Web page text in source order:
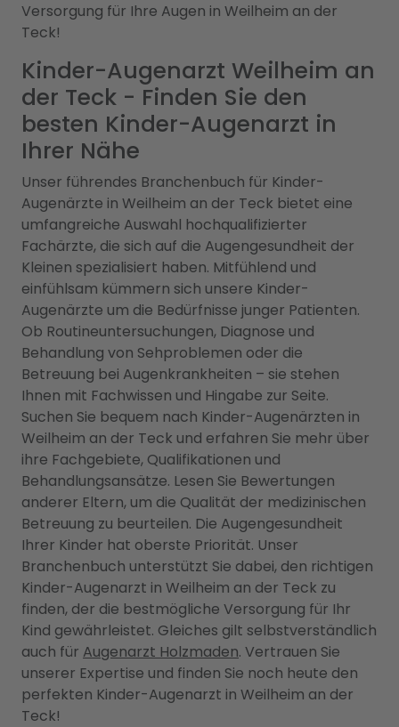
Versorgung für Ihre Augen in Weilheim an der
Teck!
Kinder-Augenarzt Weilheim an
der Teck - Finden Sie den
besten Kinder-Augenarzt in
Ihrer Nähe
Unser führendes Branchenbuch für Kinder-
Augenärzte in Weilheim an der Teck bietet eine
umfangreiche Auswahl hochqualifizierter
Fachärzte, die sich auf die Augengesundheit der
Kleinen spezialisiert haben. Mitfühlend und
einfühlsam kümmern sich unsere Kinder-
Augenärzte um die Bedürfnisse junger Patienten.
Ob Routineuntersuchungen, Diagnose und
Behandlung von Sehproblemen oder die
Betreuung bei Augenkrankheiten – sie stehen
Ihnen mit Fachwissen und Hingabe zur Seite.
Suchen Sie bequem nach Kinder-Augenärzten in
Weilheim an der Teck und erfahren Sie mehr über
ihre Fachgebiete, Qualifikationen und
Behandlungsansätze. Lesen Sie Bewertungen
anderer Eltern, um die Qualität der medizinischen
Betreuung zu beurteilen. Die Augengesundheit
Ihrer Kinder hat oberste Priorität. Unser
Branchenbuch unterstützt Sie dabei, den richtigen
Kinder-Augenarzt in Weilheim an der Teck zu
finden, der die bestmögliche Versorgung für Ihr
Kind gewährleistet. Gleiches gilt selbstverständlich
auch für Augenarzt Holzmaden. Vertrauen Sie
unserer Expertise und finden Sie noch heute den
perfekten Kinder-Augenarzt in Weilheim an der
Teck!